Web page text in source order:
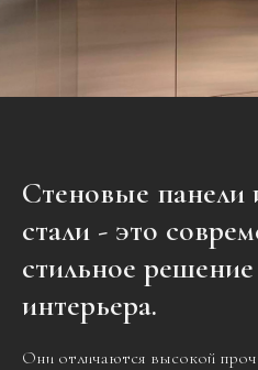
Стеновые
стали - это
стильное
интерьера.
Они отличаются высокой